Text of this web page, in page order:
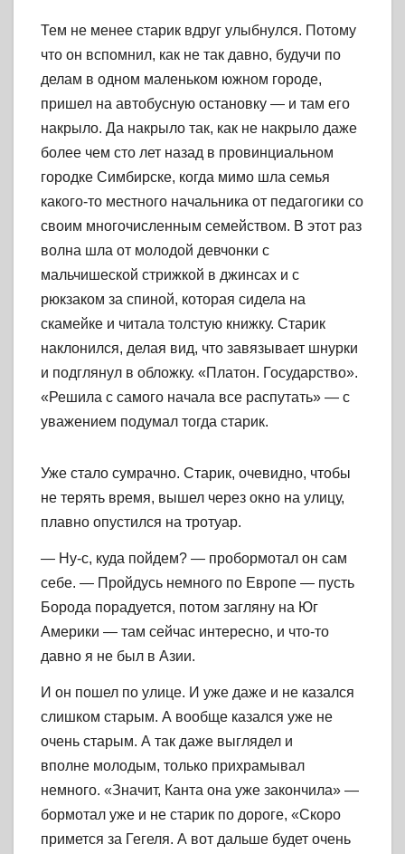
Тем не менее старик вдруг улыбнулся. Потому
что он вспомнил, как не так давно, будучи по
делам в одном маленьком южном городе,
пришел на автобусную остановку — и там его
накрыло. Да накрыло так, как не накрыло даже
более чем сто лет назад в провинциальном
городке Симбирске, когда мимо шла семья
какого-то местного начальника от педагогики со
своим многочисленным семейством. В этот раз
волна шла от молодой девчонки с
мальчишеской стрижкой в джинсах и с
рюкзаком за спиной, которая сидела на
скамейке и читала толстую книжку. Старик
наклонился, делая вид, что завязывает шнурки
и подглянул в обложку. «Платон. Государство».
«Решила с самого начала все распутать» — с
уважением подумал тогда старик.
Уже стало сумрачно. Старик, очевидно, чтобы
не терять время, вышел через окно на улицу,
плавно опустился на тротуар.
— Ну-с, куда пойдем? — пробормотал он сам
себе. — Пройдусь немного по Европе — пусть
Борода порадуется, потом загляну на Юг
Америки — там сейчас интересно, и что-то
давно я не был в Азии.
И он пошел по улице. И уже даже и не казался
слишком старым. А вообще казался уже не
очень старым. А так даже выглядел и
вполне молодым, только прихрамывал
немного. «Значит, Канта она уже закончила» —
бормотал уже и не старик по дороге, «Скоро
примется за Гегеля. А вот дальше будет очень